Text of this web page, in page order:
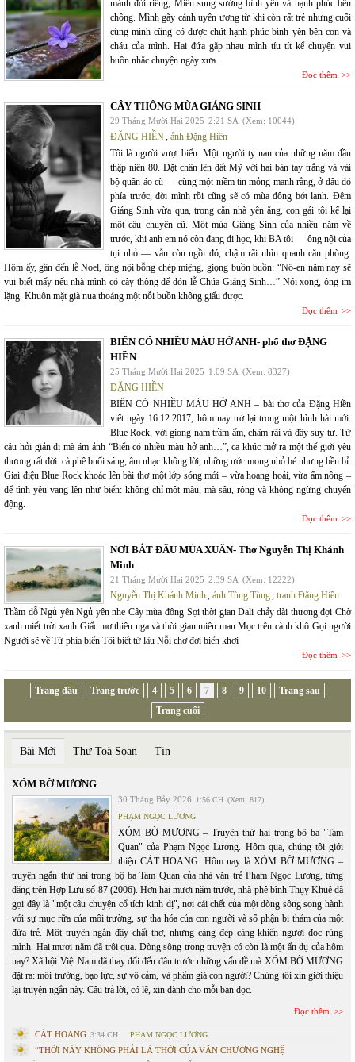
mảnh đời riêng, Miên sung sướng bình yên và hạnh phúc bên
chồng. Mình gãy cánh uyên ương từ khi còn rất trẻ nhưng cuối
cùng mình cũng có được chút hạnh phúc bình yên bên con và
cháu của mình. Hai đứa gặp nhau mình tíu tít kể chuyện vui
buồn nhắc chuyện ngày xưa.
Đọc thêm
CÂY THÔNG MÙA GIÁNG SINH
29 Tháng Mười Hai 2025 2:21 SA (Xem: 10044)
ĐẶNG HIỀN, ảnh Đặng Hiền
Tôi là người vượt biển. Một người tỵ nạn của những năm đầu
thập niên 80. Đặt chân lên đất Mỹ với hai bàn tay trắng và vài
bộ quần áo cũ — cùng một niềm tin mỏng manh rằng, ở đâu đó
phía trước, đời mình rồi cũng sẽ có mùa đông bớt lạnh. Đêm
Giáng Sinh vừa qua, trong căn nhà yên ắng, con gái tôi kể lại
một câu chuyện cũ. Một mùa Giáng Sinh của nhiều năm về
trước, khi anh em nó còn đang đi học, khi BA tôi — ông nội của
tụi nhỏ — vẫn còn ngồi đó, chậm rãi nhìn quanh căn phòng.
Hôm ấy, gần đến lễ Noel, ông nội bỗng chép miệng, giọng buồn buồn: “Nô-en năm nay sẽ
vui biết mấy nếu nhà mình có cây thông để đón lễ Chúa Giáng Sinh…” Nói xong, ông im
lặng. Khuôn mặt già nua thoáng một nỗi buồn không giấu được.
Đọc thêm
BIỂN CÓ NHIỀU MÀU HỞ ANH- phổ thơ ĐẶNG
HIỀN
25 Tháng Mười Hai 2025 1:09 SA (Xem: 8327)
ĐẶNG HIỀN
BIỂN CÓ NHIỀU MÀU HỞ ANH – bài thơ của Đặng Hiền
viết ngày 16.12.2017, hôm nay trở lại trong một hình hài mới:
Blue Rock, với giọng nam trầm ấm, chậm rãi và đầy suy tư. Từ
câu hỏi giản dị mà ám ảnh “Biển có nhiều màu hở anh…”, ca khúc mở ra một thế giới yêu
thương rất đời: cà phê buổi sáng, âm nhạc không lời, những ước mong nhỏ bé nhưng bền bỉ.
Giai điệu Blue Rock khoác lên bài thơ một lớp sóng mới – vừa hoang hoải, vừa ấm nồng –
để tình yêu vang lên như biển: không chỉ một màu, mà sâu, rộng và không ngừng chuyển
động.
Đọc thêm
NƠI BẮT ĐẦU MÙA XUÂN- Thơ Nguyễn Thị Khánh
Minh
21 Tháng Mười Hai 2025 2:39 SA (Xem: 12222)
Nguyễn Thị Khánh Minh, ảnh Tùng Tùng, tranh Đặng Hiền
Thầm dỗ Ngủ yên Ngủ yên nhe Cây mùa đông Sợi thời gian Dali chảy dài thương đợi Chờ
xanh miết trời xanh Giấc mơ thiên nga và thời gian miên man Mọc trên cành khô Gọi người
Người sẽ về Từ phía biển Tôi biết từ lâu Nỗi chợ đợi biển khơi
Đọc thêm
Trang đầu Trang trước 4 5 6 7 8 9 10
Trang sau
Trang cuối
Bài Mới Thư Toà Soạn Tin
XÓM BỜ MƯƠNG
30 Tháng Bảy 2026 1:56 CH (Xem: 817)
PHẠM NGỌC LƯƠNG
XÓM BỜ MƯƠNG – Truyện thứ hai trong bộ ba "Tam
Quan" của Phạm Ngọc Lương. Hôm qua, chúng tôi giới
thiệu CÁT HOANG. Hôm nay là XÓM BỜ MƯƠNG –
truyện ngắn thứ hai trong bộ ba Tam Quan của nhà văn trẻ Phạm Ngọc Lương, từng
đăng trên Hợp Lưu số 87 (2006). Hơn hai mươi năm trước, nhà phê bình Thụy Khuê đã
gọi đây là "một câu chuyện cổ tích kinh dị", nơi cái chết của một dòng sông song hành
với sự mục rữa của môi trường, sự tha hóa của con người và số phận bi thảm của một
đứa trẻ. Một truyện ngắn đầy chất thơ, nhưng càng đẹp càng khiến người đọc rùng
mình. Hai mươi năm đã trôi qua. Dòng sông trong truyện có còn là một ẩn dụ của hôm
nay? Xã hội Việt Nam đã thay đổi đến đâu trước những vấn đề mà XÓM BỜ MƯƠNG
đặt ra: môi trường, bạo lực, sự vô cảm, và phẩm giá con người? Chúng tôi xin giới thiệu
lại truyện ngắn này. Câu trả lời, có lẽ, xin dành cho mỗi bạn đọc.
Đọc thêm
CÁT HOANG 3:34 CH PHẠM NGỌC LƯƠNG
“THỜI NÀY KHÔNG PHẢI LÀ THỜI CỦA VĂN CHƯƠNG NGHỆ